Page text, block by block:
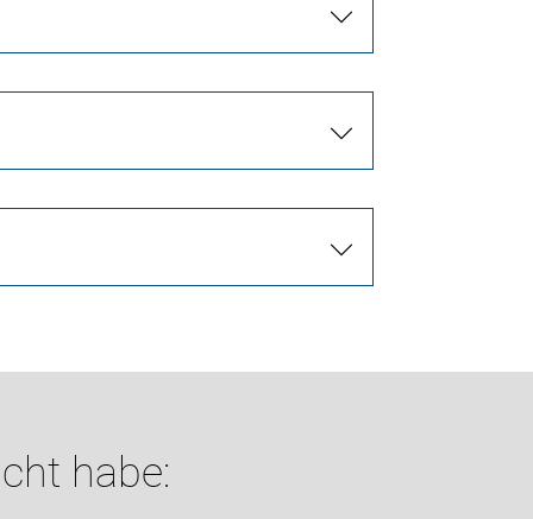
habe: